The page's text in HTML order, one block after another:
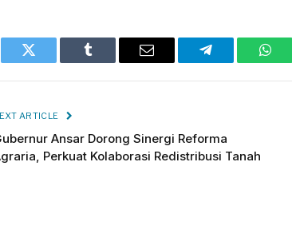
Twitter Tumblr Email Telegram
ARTICLE
Ansar Dorong Sinergi Reforma
Perkuat Kolaborasi Redistribusi Tanah